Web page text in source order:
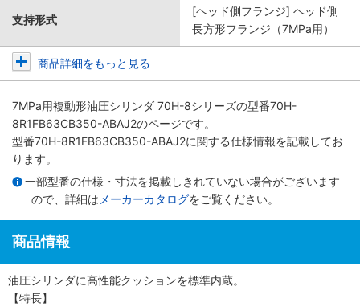
支持形式
[ヘッド側フランジ] ヘッド側
長方形フランジ（7MPa用）
商品詳細をもっと見る
7MPa用複動形油圧シリンダ 70H-8シリーズの型番70H-
8R1FB63CB350-ABAJ2のページです。
型番70H-8R1FB63CB350-ABAJ2に関する仕様情報を記載してお
ります。
一部型番の仕様・寸法を掲載しきれていない場合がございます
ので、詳細は メーカーカタログをご覧ください。
商品情報
油圧シリンダに高性能クッションを標準内蔵。
【特長】